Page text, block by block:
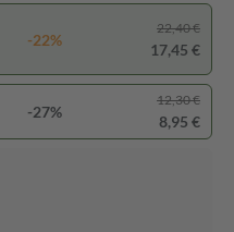
-22%
22,40 €
17,45 €
-27%
12,30 €
8,95 €